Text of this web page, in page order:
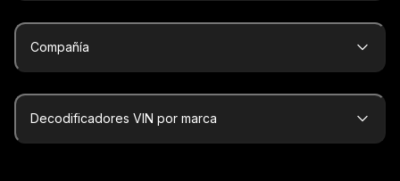
Compañía
Decodificadores VIN por marca